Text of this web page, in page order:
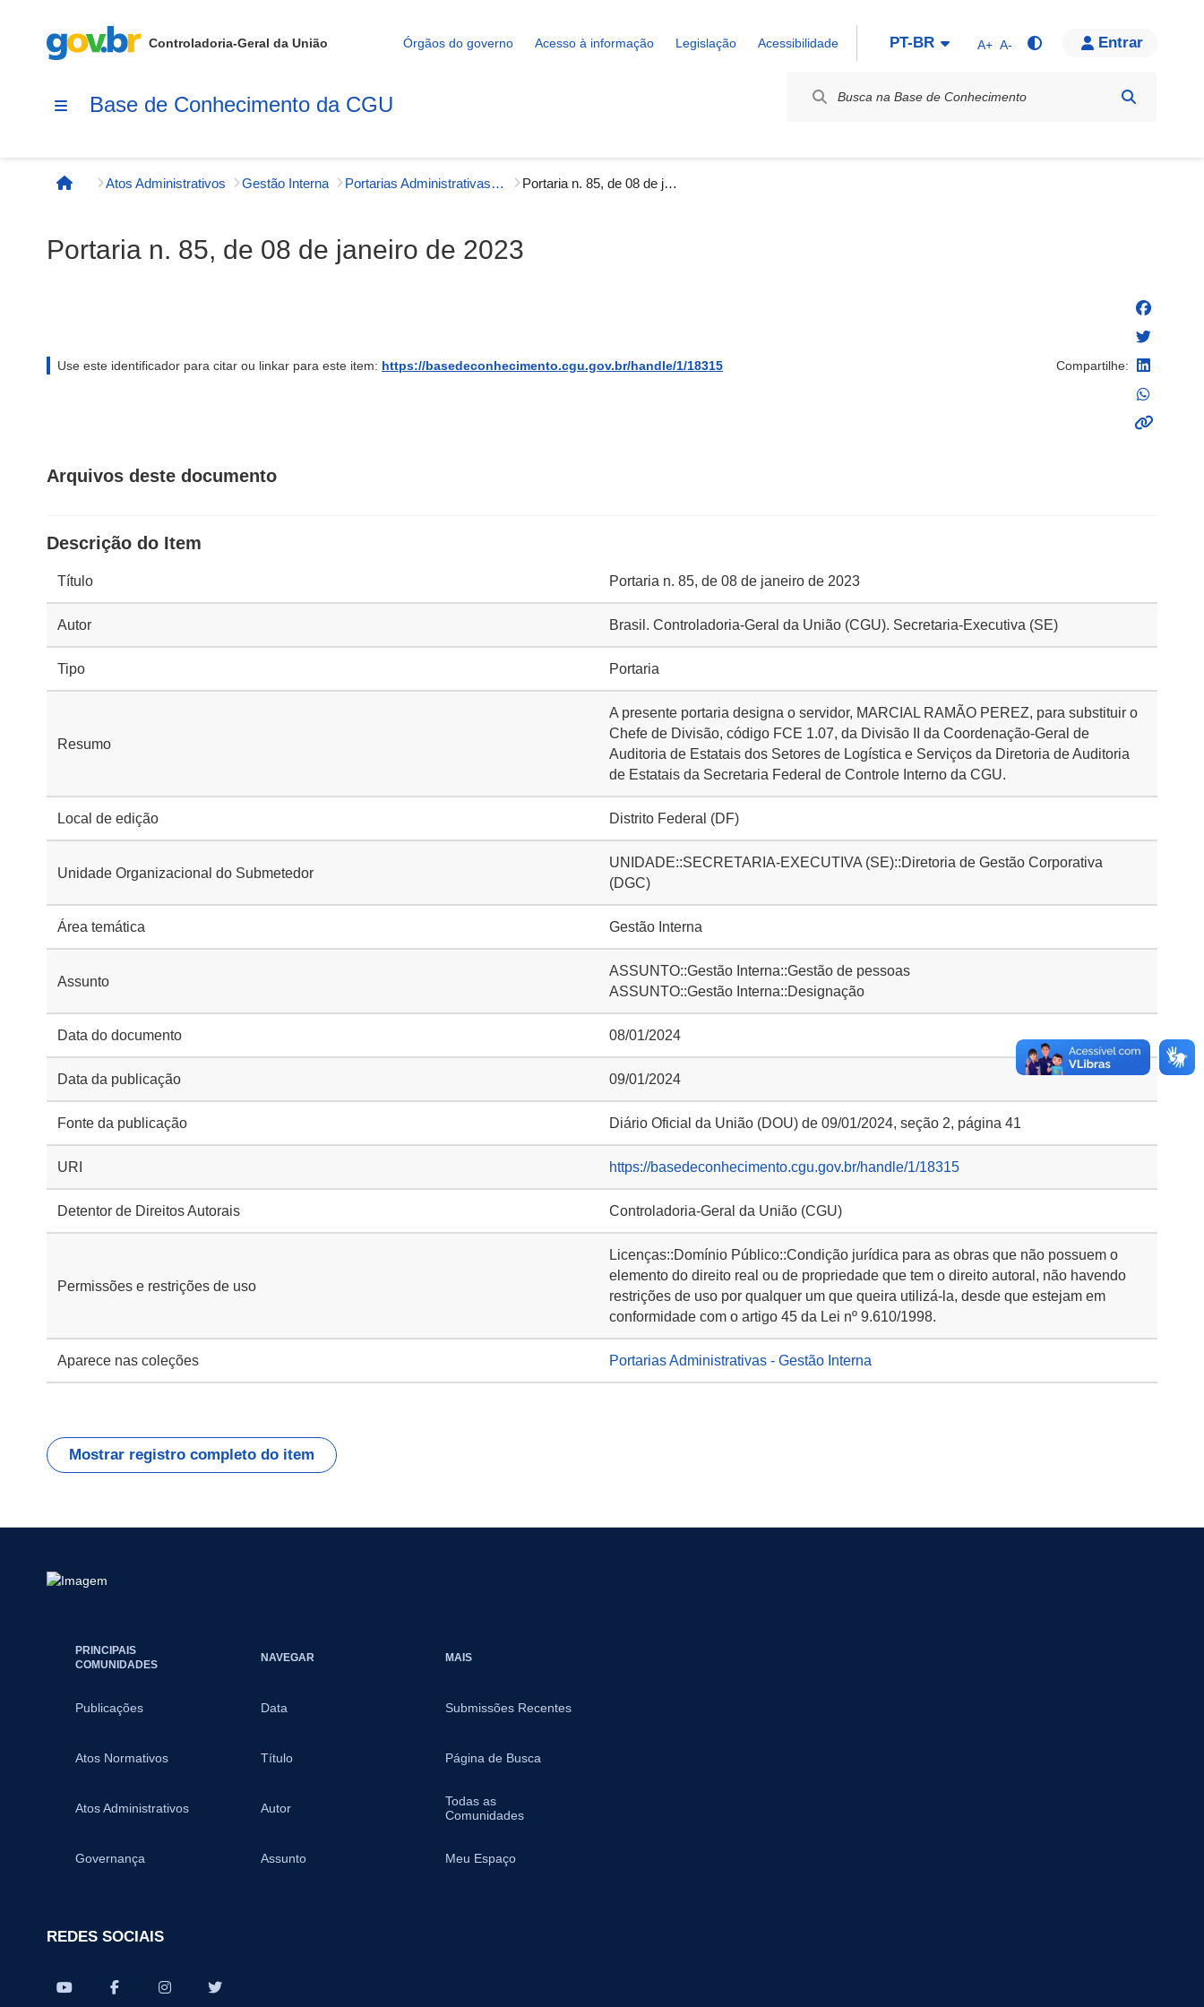
Controladoria-Geral da União Órgãos do governo Acesso à informação Legislação Acessibilidade PT-BR A+ A- Entrar
Base de Conhecimento da CGU
Página inicial
Atos Administrativos Gestão Interna Portarias Administrativas - Gestão Interna Portaria n. 85, de 08 de janeiro de 2023
Portaria n. 85, de 08 de janeiro de 2023
Use este identificador para citar ou linkar para este item: https://basedeconhecimento.cgu.gov.br/handle/1/18315 Compartilhe:
Arquivos deste documento
Descrição do Item
Título Portaria n. 85, de 08 de janeiro de 2023
Autor Brasil. Controladoria-Geral da União (CGU). Secretaria-Executiva (SE)
Tipo Portaria
Resumo
A presente portaria designa o servidor, MARCIAL RAMÃO PEREZ, para substituir o
Chefe de Divisão, código FCE 1.07, da Divisão II da Coordenação-Geral de
Auditoria de Estatais dos Setores de Logística e Serviços da Diretoria de Auditoria
de Estatais da Secretaria Federal de Controle Interno da CGU.
Local de edição Distrito Federal (DF)
Unidade Organizacional do Submetedor
UNIDADE::SECRETARIA-EXECUTIVA (SE)::Diretoria de Gestão Corporativa
(DGC)
Área temática Gestão Interna
Assunto
ASSUNTO::Gestão Interna::Gestão de pessoas
ASSUNTO::Gestão Interna::Designação
Data do documento 08/01/2024
Data da publicação 09/01/2024
Fonte da publicação Diário Oficial da União (DOU) de 09/01/2024, seção 2, página 41
URI https://basedeconhecimento.cgu.gov.br/handle/1/18315
Detentor de Direitos Autorais Controladoria-Geral da União (CGU)
Permissões e restrições de uso
Licenças::Domínio Público::Condição jurídica para as obras que não possuem o
elemento do direito real ou de propriedade que tem o direito autoral, não havendo
restrições de uso por qualquer um que queira utilizá-la, desde que estejam em
conformidade com o artigo 45 da Lei nº 9.610/1998.
Aparece nas coleções Portarias Administrativas - Gestão Interna
Mostrar registro completo do item
PRINCIPAIS
COMUNIDADES
Publicações
Atos Normativos
Atos Administrativos
Governança
NAVEGAR
Data
Título
Autor
Assunto
MAIS
Submissões Recentes
Página de Busca
Todas as
Comunidades
Meu Espaço
REDES SOCIAIS